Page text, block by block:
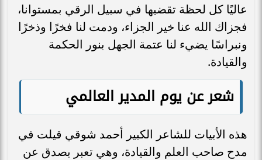
عاليًا كل لحظة تقضيها في سبيل الرقي بمستوانا،
فجزاك الله عنا خير الجزاء، ودمت لنا فخرًا وذخرًا
ونبراسًا يضيء لنا عتمة الجهل بنور الحكمة
والقيادة.
شعر عن يوم المدير العالمي
هذه الأبيات للشاعر الكبير أحمد شوقي قيلت في
مدح صاحب العلم والقيادة، وهي تعبر بصدق عن